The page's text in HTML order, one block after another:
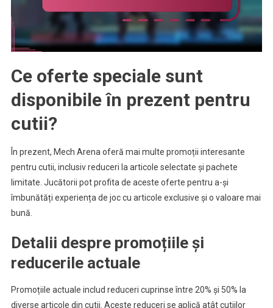
Ce oferte speciale sunt
disponibile în prezent pentru
cutii?
În prezent, Mech Arena oferă mai multe promoții interesante
pentru cutii, inclusiv reduceri la articole selectate și pachete
limitate. Jucătorii pot profita de aceste oferte pentru a-și
îmbunătăți experiența de joc cu articole exclusive și o valoare mai
bună.
Detalii despre promoțiile și
reducerile actuale
Promoțiile actuale includ reduceri cuprinse între 20% și 50% la
diverse articole din cutii. Aceste reduceri se aplică atât cutiilor